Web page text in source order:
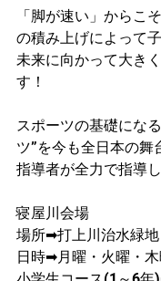
「脚が速い」からこ
の積み上げによって
未来に向かって大き
す！
スポーツの基礎にな
ツ”を今も全日本の舞
指導者が​全力で指導し
寝屋川会場
​場所➡打上川治水緑地
日時➡月曜・火曜・